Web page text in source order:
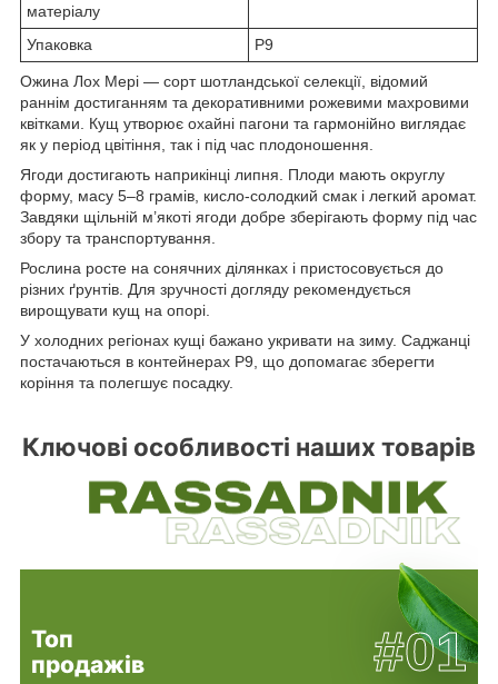
матеріалу
Упаковка Р9
Ожина Лох Мері — сорт шотландської селекції, відомий
раннім достиганням та декоративними рожевими махровими
квітками. Кущ утворює охайні пагони та гармонійно виглядає
як у період цвітіння, так і під час плодоношення.
Ягоди достигають наприкінці липня. Плоди мають округлу
форму, масу 5–8 грамів, кисло-солодкий смак і легкий аромат.
Завдяки щільній м’якоті ягоди добре зберігають форму під час
збору та транспортування.
Рослина росте на сонячних ділянках і пристосовується до
різних ґрунтів. Для зручності догляду рекомендується
вирощувати кущ на опорі.
У холодних регіонах кущі бажано укривати на зиму. Саджанці
постачаються в контейнерах Р9, що допомагає зберегти
коріння та полегшує посадку.
Ключові особливості наших товарів
Топ
продажів
#01